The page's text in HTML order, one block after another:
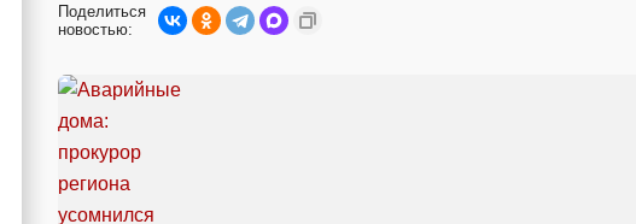
Поделиться
новостью: